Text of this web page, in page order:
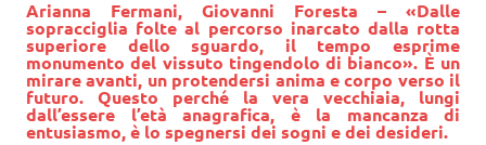
Arianna Fermani, Giovanni Foresta – «Dalle
sopracciglia folte al percorso inarcato dalla rotta
superiore dello sguardo, il tempo esprime
monumento del vissuto tingendolo di bianco». È un
mirare avanti, un protendersi anima e corpo verso il
futuro. Questo perché la vera vecchiaia, lungi
dall’essere l’età anagrafica, è la mancanza di
entusiasmo, è lo spegnersi dei sogni e dei desideri.